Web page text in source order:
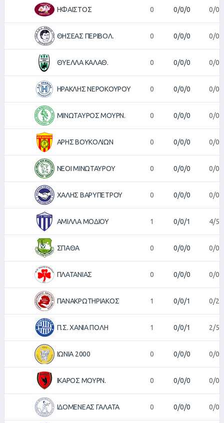
ΗΦΑΙΣΤΟΣ 0 0/0/0 0/0
ΘΗΣΕΑΣ ΠΕΡΙΒΟΛ. 0 0/0/0 0/0
ΘΥΕΛΛΑ ΚΑΛΑΘ. 0 0/0/0 0/0
ΗΡΑΚΛΗΣ ΝΕΡΟΚΟΥΡΟΥ 0 0/0/0 0/0
ΜΙΝΩΤΑΥΡΟΣ ΜΟΥΡΝ. 0 0/0/0 0/0
ΑΡΗΣ ΒΟΥΚΟΛΙΩΝ 0 0/0/0 0/0
ΝΕΟΙ ΜΙΝΩΤΑΥΡΟΥ 0 0/0/0 0/0
ΧΑΛΗΣ ΒΑΡΥΠΕΤΡΟΥ 0 0/0/0 0/0
ΑΜΙΛΛΑ ΜΟΔΙΟΥ 1 0/0/1 4/5
ΣΠΑΘΑ 0 0/0/0 0/0
ΠΛΑΤΑΝΙΑΣ 0 0/0/0 0/0
ΠΑΝΑΚΡΩΤΗΡΙΑΚΟΣ 1 0/0/1 0/2
Π.Σ. ΧΑΝΙΑ ΠΟΛΗ 1 0/0/1 2/5
ΙΩΝΙΑ 2000 0 0/0/0 0/0
ΙΚΑΡΟΣ ΜΟΥΡΝ. 0 0/0/0 0/0
ΙΔΟΜΕΝΕΑΣ ΓΑΛΑΤΑ 0 0/0/0 0/0